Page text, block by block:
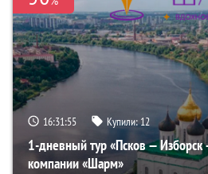
16:31:54 Купили:12
1-дневный тур «Псков —
компании «Шарм»